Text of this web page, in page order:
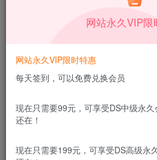
用途。如有侵权、不妥之处，请第一
网站永久VIP限
网站永久VIP限时特惠
每天签到，可以免费兑换会员
现在只需要99元，可享受DS中级永
还在！
现在只需要199元，可享受DS高级永